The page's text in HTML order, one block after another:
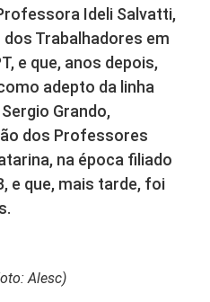
Ideli Salvatti,
Trabalhadores em
e que, anos depois,
adepto da linha
Grando,
dos Professores
na época filiado
e que, mais tarde, foi
Alesc)